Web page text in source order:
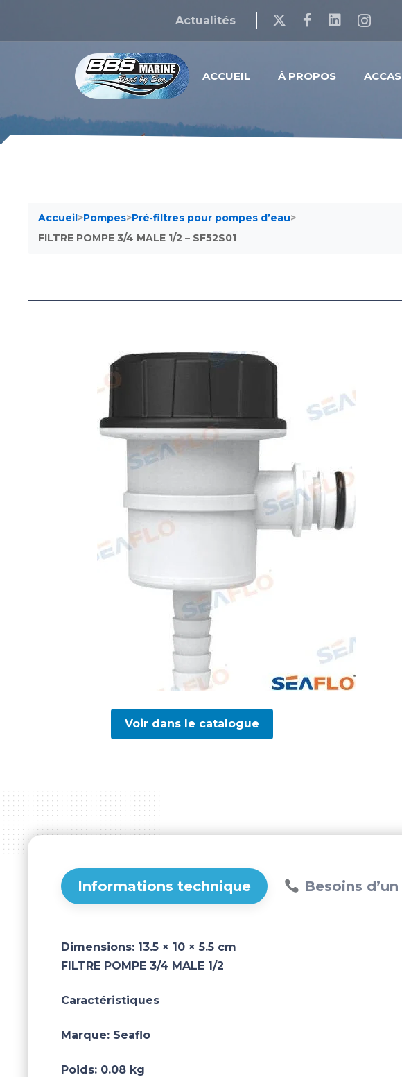
Actualités
ACCUEIL À PROPOS
Accueil>Pompes>Pré‐filtres pour pompes d’eau>
FILTRE POMPE 3/4 MALE 1/2 – SF52S01
Voir dans le catalogue
Informations technique Besoins
Dimensions: 13.5 × 10 × 5.5 cm
FILTRE POMPE 3/4 MALE 1/2
Caractéristiques
Marque: Seaflo
Poids: 0.08 kg